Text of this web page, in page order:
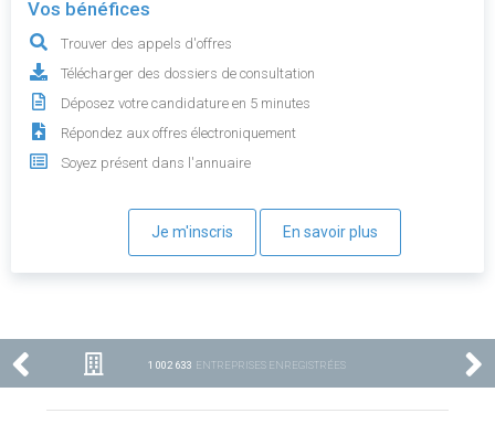
Vos bénéfices
Trouver des appels d'offres
Télécharger des dossiers de consultation
Déposez votre candidature en 5 minutes
Répondez aux offres électroniquement
Soyez présent dans l'annuaire
Je m'inscris En savoir plus
1 002 633 ENTREPRISES ENREGISTRÉES